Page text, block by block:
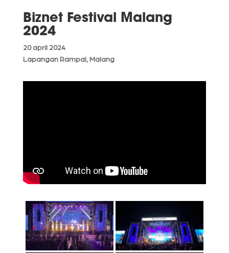
Biznet Festival Malang
2024
20 april 2024
Lapangan Rampal, Malang